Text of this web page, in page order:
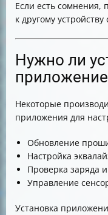
Если есть сомнения,
к другому
Нужно ли
Некоторые
приложения для
Обновление
Настройка
Проверка заряда
Управление
Установка